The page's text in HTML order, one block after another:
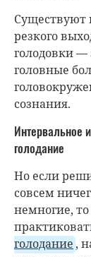
Существуют
резкого
голодовки—
головные
сознания.
Интервальное
голодание
Но если
совсем
немногие,
голодание ,